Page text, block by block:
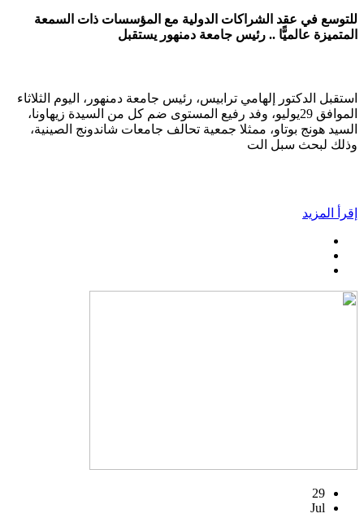
للتوسع في عقد الشراكات الدولية مع المؤسسات ذات السمعة
المتميزة عالميًّا .. رئيس جامعة دمنهور يستقبل
استقبل الدكتور إلهامي ترابيس، رئيس جامعة دمنهور، اليوم الثلاثاء
الموافق 29يوليو، وفد رفيع المستوى ضم كل من السيدة زيهاونا،
السيد هونج بوتاو، ممثلا جمعية تحالف جامعات شاندونج الصينية،
وذلك لبحث سبل الت
إقرأ المزيد
29
Jul